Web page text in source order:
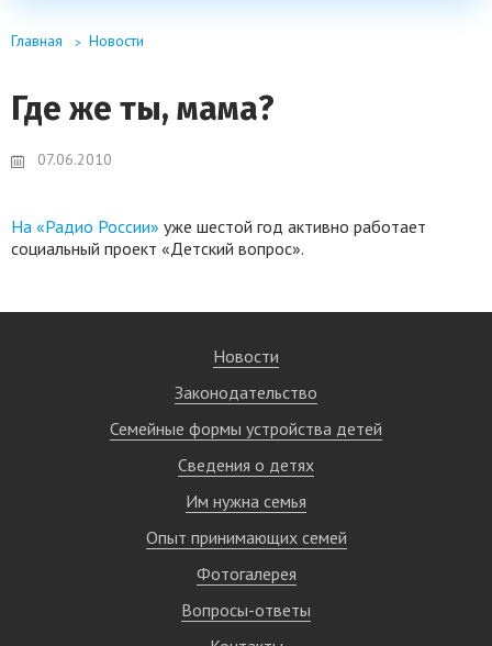
Главная Новости
Где же ты, мама?
07.06.2010
На «Радио России» уже шестой год активно работает
социальный проект «Детский вопрос».
Новости
Законодательство
Семейные формы устройства детей
Сведения о детях
Им нужна семья
Опыт принимающих семей
Фотогалерея
Вопросы-ответы